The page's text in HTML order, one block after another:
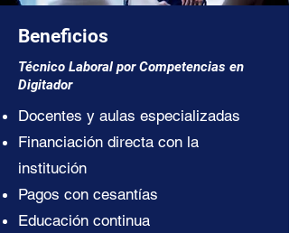
Beneficios
Técnico Laboral por Competencias en
Digitador
Docentes y aulas especializadas
Financiación directa con la
institución
Pagos con cesantías
Educación continua